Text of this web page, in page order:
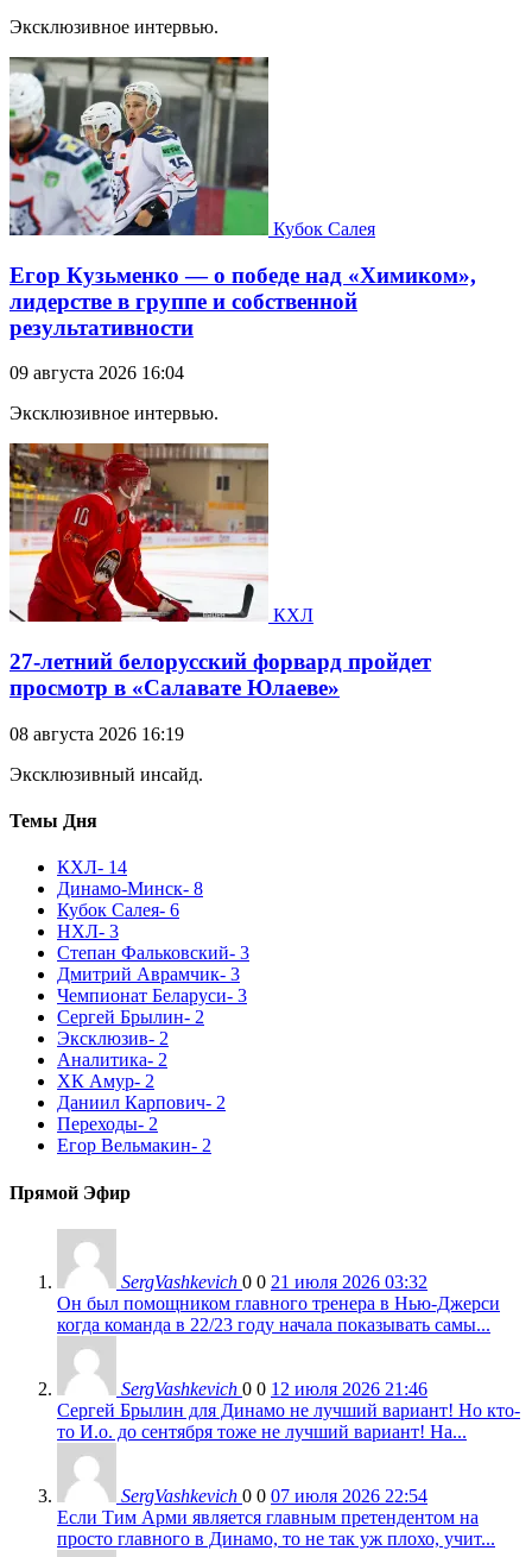
Эксклюзивное интервью.
Кубок Салея
Егор Кузьменко — о победе над «Химиком»,
лидерстве в группе и собственной
результативности
09 августа 2026 16:04
Эксклюзивное интервью.
КХЛ
27-летний белорусский форвард пройдет
просмотр в «Салавате Юлаеве»
08 августа 2026 16:19
Эксклюзивный инсайд.
Темы Дня
КХЛ- 14
Динамо-Минск- 8
Кубок Салея- 6
НХЛ- 3
Степан Фальковский- 3
Дмитрий Аврамчик- 3
Чемпионат Беларуси- 3
Сергей Брылин- 2
Эксклюзив- 2
Аналитика- 2
ХК Амур- 2
Даниил Карпович- 2
Переходы- 2
Егор Вельмакин- 2
Прямой Эфир
SergVashkevich 0 0 21 июля 2026 03:32
Он был помощником главного тренера в Нью-Джерси
когда команда в 22/23 году начала показывать самы...
SergVashkevich 0 0 12 июля 2026 21:46
Сергей Брылин для Динамо не лучший вариант! Но кто-
то И.о. до сентября тоже не лучший вариант! На...
SergVashkevich 0 0 07 июля 2026 22:54
Если Тим Арми является главным претендентом на
просто главного в Динамо, то не так уж плохо, учит...